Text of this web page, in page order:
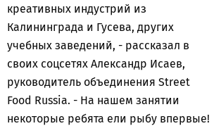
креативных индустрий из
Калининграда и Гусева, других
учебных заведений, - рассказал в
своих соцсетях Александр Исаев,
руководитель объединения Street
Food Russia. - На нашем занятии
некоторые ребята ели рыбу впервые!